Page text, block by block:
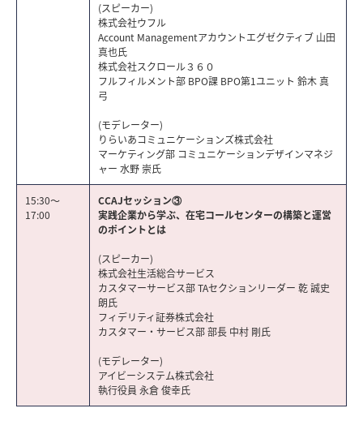
(スピーカー)
株式会社ウフル
Account Managementアカウントエグゼクティブ 山田
真也氏
株式会社スクロール３６０
フルフィルメント部 BPO課 BPO第1ユニット 鈴木 真
弓
(モデレーター)
りらいあコミュニケーションズ株式会社
マーケティング部 コミュニケーションデザインマネジ
ャー 水野 崇氏
15:30～
17:00
CCAJセッション③
実践企業から学ぶ、在宅コールセンターの構築と運営
のポイントとは
(スピーカー)
株式会社生活総合サービス
カスタマーサービス部 TAセクションリーダー 乾 誠史
朗氏
フィデリティ証券株式会社
カスタマー・サービス部 部長 中村 剛氏
(モデレーター)
アイビーシステム株式会社
執行役員 永倉 俊幸氏